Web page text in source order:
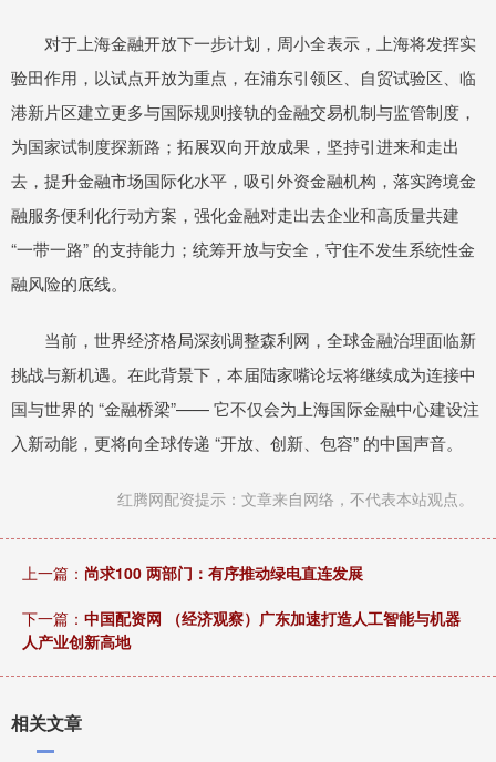
对于上海金融开放下一步计划，周小全表示，上海将发挥实
验田作用，以试点开放为重点，在浦东引领区、自贸试验区、临
港新片区建立更多与国际规则接轨的金融交易机制与监管制度，
为国家试制度探新路；拓展双向开放成果，坚持引进来和走出
去，提升金融市场国际化水平，吸引外资金融机构，落实跨境金
融服务便利化行动方案，强化金融对走出去企业和高质量共建
“一带一路” 的支持能力；统筹开放与安全，守住不发生系统性金
融风险的底线。
当前，世界经济格局深刻调整森利网，全球金融治理面临新
挑战与新机遇。在此背景下，本届陆家嘴论坛将继续成为连接中
国与世界的 “金融桥梁”—— 它不仅会为上海国际金融中心建设注
入新动能，更将向全球传递 “开放、创新、包容” 的中国声音。
红腾网配资提示：文章来自网络，不代表本站观点。
上一篇： 尚求100 两部门：有序推动绿电直连发展
下一篇： 中国配资网 （经济观察）广东加速打造人工智能与机器
人产业创新高地
相关文章